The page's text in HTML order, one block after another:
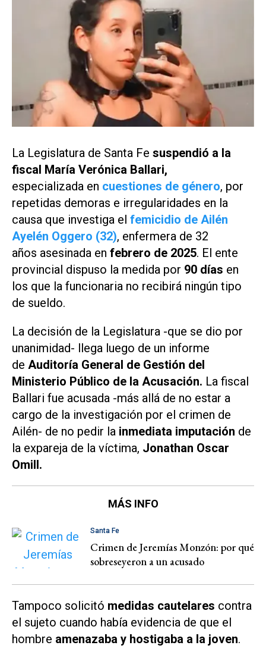
La Legislatura de Santa Fe suspendió a la
fiscal María Verónica Ballari,
especializada en cuestiones de género, por
repetidas demoras e irregularidades en la
causa que investiga el femicidio de Ailén
Ayelén Oggero (32), enfermera de 32
años asesinada en febrero de 2025. El ente
provincial dispuso la medida por 90 días en
los que la funcionaria no recibirá ningún tipo
de sueldo.
La decisión de la Legislatura -que se dio por
unanimidad- llega luego de un informe
de Auditoría General de Gestión del
Ministerio Público de la Acusación. La fiscal
Ballari fue acusada -más allá de no estar a
cargo de la investigación por el crimen de
Ailén- de no pedir la inmediata imputación de
la expareja de la víctima, Jonathan Oscar
Omill.
MÁS INFO
Santa Fe
Crimen de Jeremías Monzón: por qué
sobreseyeron a un acusado
Tampoco solicitó medidas cautelares contra
el sujeto cuando había evidencia de que el
hombre amenazaba y hostigaba a la joven.